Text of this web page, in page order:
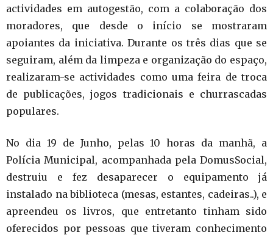
actividades em autogestão, com a colaboração dos
moradores, que desde o início se mostraram
apoiantes da iniciativa. Durante os três dias que se
seguiram, além da limpeza e organização do espaço,
realizaram-se actividades como uma feira de troca
de publicações, jogos tradicionais e churrascadas
populares.
No dia 19 de Junho, pelas 10 horas da manhã, a
Polícia Municipal, acompanhada pela DomusSocial,
destruiu e fez desaparecer o equipamento já
instalado na biblioteca (mesas, estantes, cadeiras..), e
apreendeu os livros, que entretanto tinham sido
oferecidos por pessoas que tiveram conhecimento